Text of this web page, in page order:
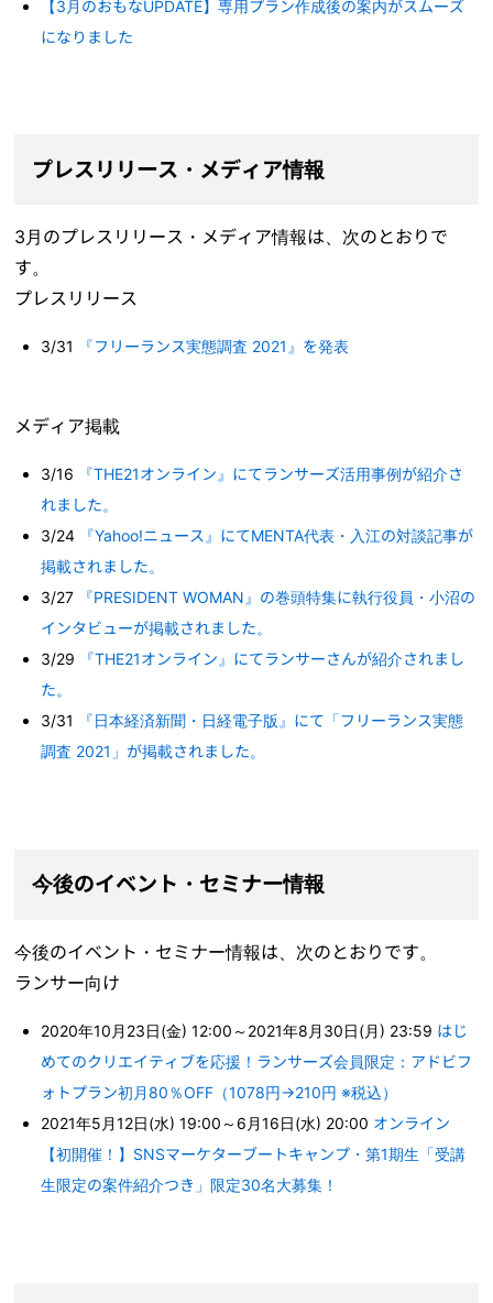
【3月のおもなUPDATE】専用プラン作成後の案内がスムーズ
になりました
プレスリリース・メディア情報
3月のプレスリリース・メディア情報は、次のとおりで
す。
プレスリリース
3/31 『フリーランス実態調査 2021』を発表
メディア掲載
3/16
『THE21オンライン』にてランサーズ活用事例が紹介さ
れました。
3/24
『Yahoo!ニュース』にてMENTA代表・入江の対談記事が
掲載されました。
3/27
『PRESIDENT WOMAN』の巻頭特集に執行役員・小沼の
インタビューが掲載されました。
3/29
『THE21オンライン』にてランサーさんが紹介されまし
た。
3/31
『日本経済新聞・日経電子版』にて「フリーランス実態
調査 2021」が掲載されました。
今後のイベント・セミナー情報
今後のイベント・セミナー情報は、次のとおりです。
ランサー向け
2020年10月23日(金) 12:00～2021年8月30日(月) 23:59 はじ
めてのクリエイティブを応援！ランサーズ会員限定：アドビフ
ォトプラン初月80％OFF（1078円→210円 ※税込）
2021年5月12日(水) 19:00～6月16日(水) 20:00 オンライン
【初開催！】SNSマーケターブートキャンプ・第1期生「受講
生限定の案件紹介つき」限定30名大募集！